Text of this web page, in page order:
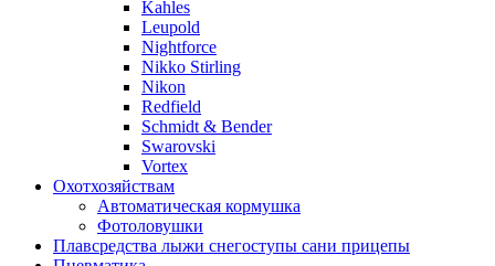
Kahles
Leupold
Nightforce
Nikko Stirling
Nikon
Redfield
Schmidt & Bender
Swarovski
Vortex
Охотхозяйствам
Автоматическая кормушка
Фотоловушки
Плавсредства лыжи снегоступы сани прицепы